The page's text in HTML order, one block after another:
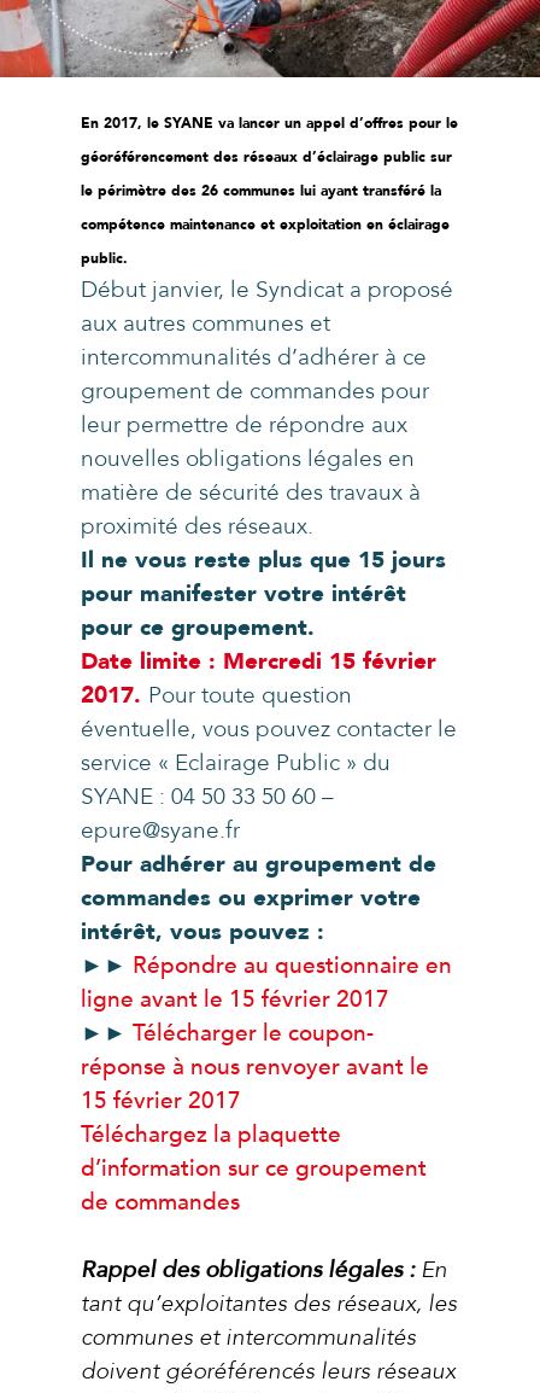
En 2017, le SYANE va lancer un appel d’offres pour le
géoréférencement des réseaux d’éclairage public sur
le périmètre des 26 communes lui ayant transféré la
compétence maintenance et exploitation en éclairage
public.
Début janvier, le Syndicat a proposé
aux autres communes et
intercommunalités d’adhérer à ce
groupement de commandes pour
leur permettre de répondre aux
nouvelles obligations légales en
matière de sécurité des travaux à
proximité des réseaux.
Il ne vous reste plus que 15 jours
pour manifester votre intérêt
pour ce groupement.
Date limite : Mercredi 15 février
2017. Pour toute question
éventuelle, vous pouvez contacter le
service « Eclairage Public » du
SYANE : 04 50 33 50 60 –
epure@syane.fr
Pour adhérer au groupement de
commandes ou exprimer votre
intérêt, vous pouvez :
►► Répondre au questionnaire en
ligne avant le 15 février 2017
►►Télécharger le coupon-
réponse à nous renvoyer avant le
15 février 2017
Téléchargez la plaquette
d’information sur ce groupement
de commandes
Rappel des obligations légales : En
tant qu’exploitantes des réseaux, les
communes et intercommunalités
doivent géoréférencés leurs réseaux